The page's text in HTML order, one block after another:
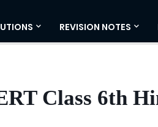
REVISION NOTES
Class 6th